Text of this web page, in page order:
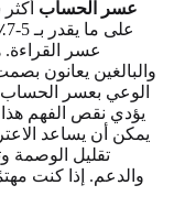
عسر الحساب
عسر القراءة.
والبالغين يعانون
الوعي بعسر الحساب
يؤدي نقص الفهم هذا
يمكن أن يساعد
تقليل الوصمة
والدعم. إذا كنت